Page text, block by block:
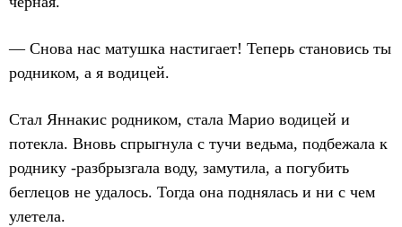
— Снова нас матушка настигает! Теперь становись ты
родником, а я водицей.
Стал Яннакис родником, стала Марио водицей и
потекла. Вновь спрыгнула с тучи ведьма, подбежала к
роднику -разбрызгала воду, замутила, а погубить
беглецов не удалось. Тогда она поднялась и ни с чем
улетела.